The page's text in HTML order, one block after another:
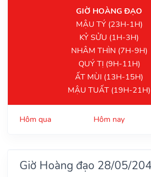
GIỜ HOÀNG ĐẠO
MẬU TÝ (23H-1H)
KỶ SỬU (1H-3H)
NHÂM THÌN (7H-9H)
QUÝ TỊ (9H-11H)
ẤT MÙI (13H-15H)
MẬU TUẤT (19H-21H)
Hôm qua Hôm nay
Giờ Hoàng đạo 28/05/